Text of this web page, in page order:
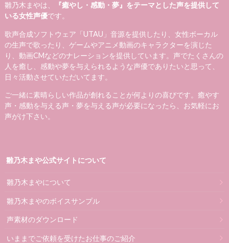
雛乃木まやは、
『癒やし・感動・夢』をテーマとした声を提供して
いる女性声優です。
歌声合成ソフトウェア「UTAU」音源を提供したり、女性ボーカル
の生声で歌ったり、ゲームやアニメ動画のキャラクターを演じた
り、動画CMなどのナレーションを提供しています。声でたくさんの
人を癒し、感動や夢を与えられるような声優でありたいと思って、
日々活動させていただいてます。
ご一緒に素晴らしい作品が創れることが何よりの喜びです。癒やす
声・感動を与える声・夢を与える声が必要になったら、お気軽にお
声がけ下さい。
雛乃木まや公式サイトについて
雛乃木まやについて
雛乃木まやのボイスサンプル
声素材のダウンロード
いままでご依頼を受けたお仕事のご紹介